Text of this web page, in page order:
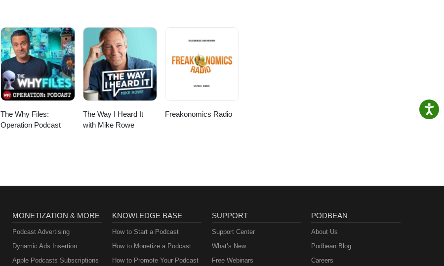
The Why Files:
Operation Podcast
The Way I Heard It
with Mike Rowe
Freakonomics Radio
MONETIZATION & MORE
Podcast Advertising
Dynamic Ads Insertion
Apple Podcasts Subscriptions
KNOWLEDGE BASE
How to Start a Podcast
How to Monetize a Podcast
How to Promote Your Podcast
SUPPORT
Support Center
What’s New
Free Webinars
PODBEAN
About Us
Podbean Blog
Careers